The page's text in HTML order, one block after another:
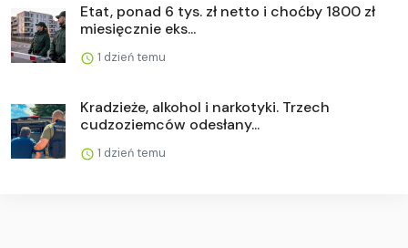
Etat, ponad 6 tys. zł netto i choćby 1800 zł
miesięcznie eks...
1 dzień temu
Kradzieże, alkohol i narkotyki. Trzech
cudzoziemców odesłany...
1 dzień temu